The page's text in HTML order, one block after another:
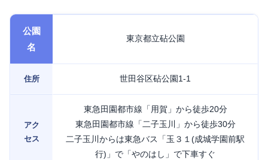
公園
名
東京都立砧公園
住所 世田谷区砧公園1-1
アク
セス
東急田園都市線「用賀」から徒歩20分
東急田園都市線「二子玉川」から徒歩30分
二子玉川からは東急バス「玉３１(成城学園前駅
行)」で「やのはし」で下車すぐ